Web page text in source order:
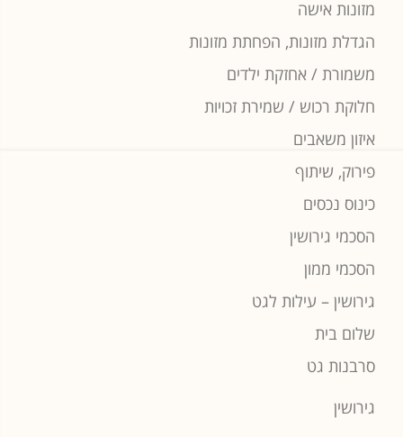
מזונות אישה
הגדלת מזונות, הפחתת מזונות
משמורת / אחזקת ילדים
חלוקת רכוש / שמירת זכויות
איזון משאבים
פירוק, שיתוף
כינוס נכסים
הסכמי גירושין
הסכמי ממון
גירושין – עילות לגט
שלום בית
סרבנות גט
גירושין